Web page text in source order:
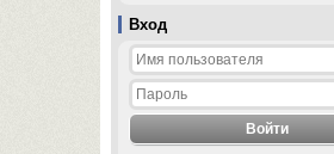
Вход